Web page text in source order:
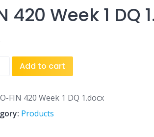
420 Week 1 DQ
Add to cart
O-FIN 420 Week 1 DQ 1.docx
Products